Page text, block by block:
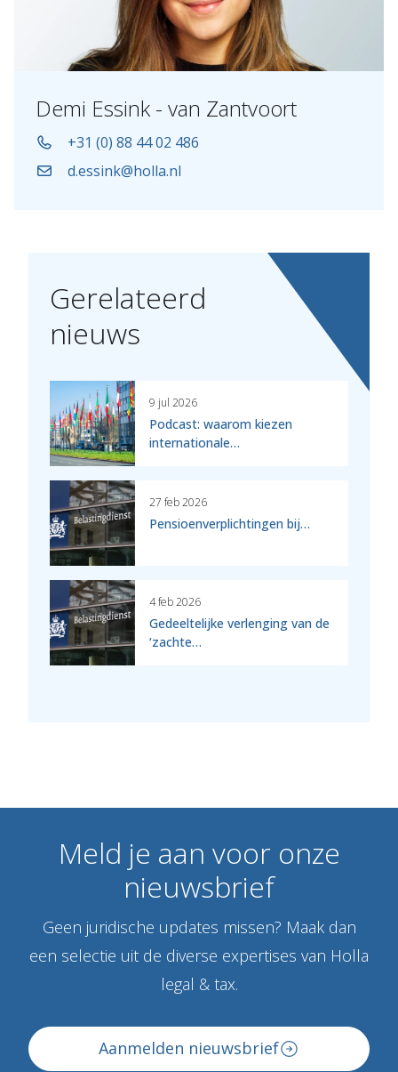
Demi Essink - van Zantvoort
+31 (0) 88 44 02 486
d.essink@holla.nl
Gerelateerd
nieuws
9 jul 2026
Podcast: waarom kiezen
internationale…
27 feb 2026
Pensioenverplichtingen bij…
4 feb 2026
Gedeeltelijke verlenging van de
‘zachte…
Meld je aan voor onze
nieuwsbrief
Geen juridische updates missen? Maak dan
een selectie uit de diverse expertises van Holla
legal & tax.
Aanmelden nieuwsbrief